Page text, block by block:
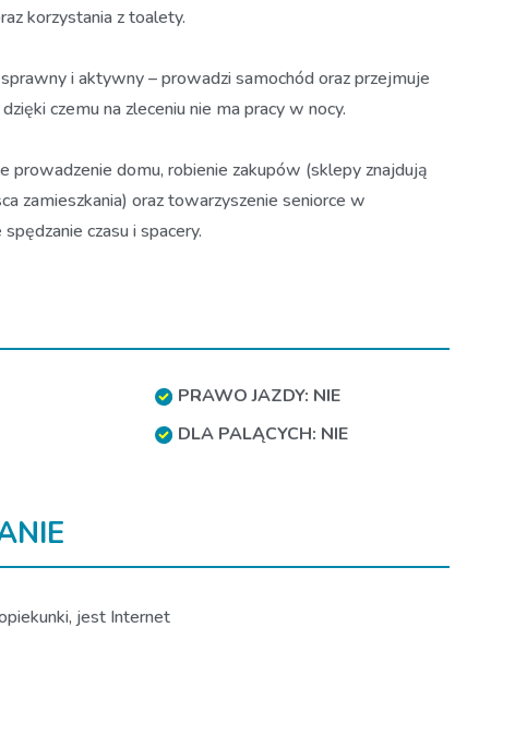
korzystania z toalety.
i aktywny – prowadzi samochód oraz przejmuje
czemu na zleceniu nie ma pracy w nocy.
prowadzenie domu, robienie zakupów (sklepy znajdują
zamieszkania) oraz towarzyszenie seniorce w
czasu i spacery.
PRAWO JAZDY: NIE
DLA PALĄCYCH: NIE
jest Internet